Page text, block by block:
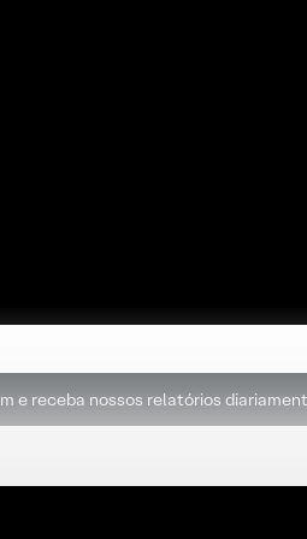
e receba nossos relatórios